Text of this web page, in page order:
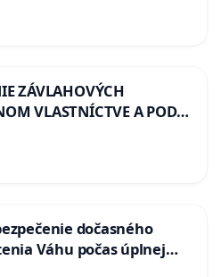
ZÁVLAHOVÝCH
VLASTNÍCTVE A POD
REPUBLIKY & žiadosť
stavu závlahových a
na Slovensku
dočasného
Váhu počas úplnej
v Komárne